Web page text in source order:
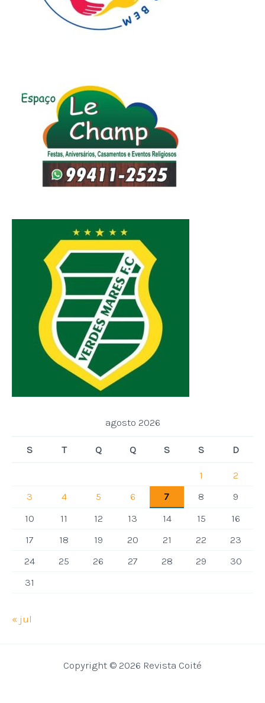
agosto 2026
S T Q Q S S D
1
2
3
4 5 6 7 8
9
10
11 12 13 14 15
16
17
18 19 20 21 22
23
24
25 26 27 28 29
30
31
« jul
Copyright © 2026 Revista Coité